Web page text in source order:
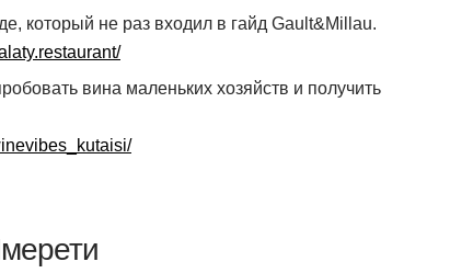
который не раз входил в гайд Gault&Millau.
вина маленьких хозяйств и получить